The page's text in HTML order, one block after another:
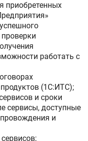
приобретенных
работать с
(1С:ИТС);
и сроки
сервисы, доступные
и